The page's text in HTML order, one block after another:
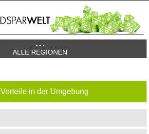
ALLE REGIONEN
Vorteile in der Umgebung